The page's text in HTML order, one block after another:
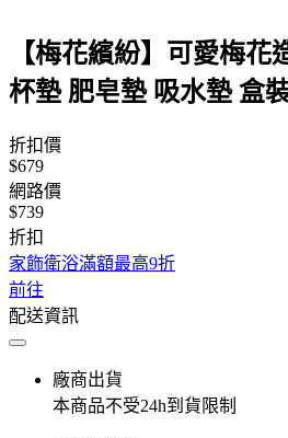
【梅花繽紛】可愛梅花
杯墊 肥皂墊 吸水墊 盒
折扣價
$679
網路價
$739
折扣
家飾衛浴滿額最高9折
前往
配送資訊
廠商出貨
本商品不受24h到貨限制